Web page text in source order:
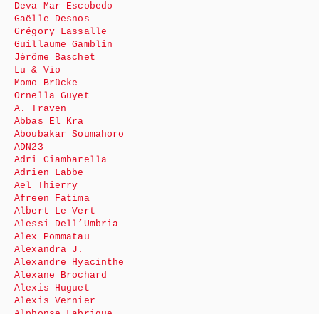
Deva Mar Escobedo
Gaëlle Desnos
Grégory Lassalle
Guillaume Gamblin
Jérôme Baschet
Lu & Vio
Momo Brücke
Ornella Guyet
A. Traven
Abbas El Kra
Aboubakar Soumahoro
ADN23
Adri Ciambarella
Adrien Labbe
Aël Thierry
Afreen Fatima
Albert Le Vert
Alessi Dell’Umbria
Alex Pommatau
Alexandra J.
Alexandre Hyacinthe
Alexane Brochard
Alexis Huguet
Alexis Vernier